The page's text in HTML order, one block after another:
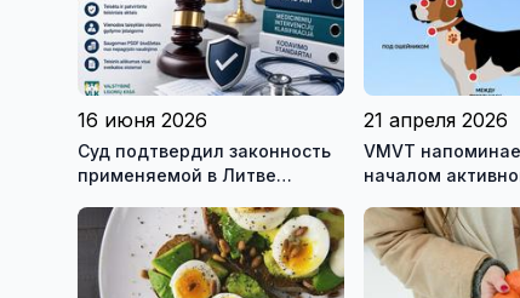
16 июня 2026
Cуд подтвердил законность
применяемой в Литве
классификации болезней и
нарушений здоровья
21 апреля 2026
VMVT
началом
защите